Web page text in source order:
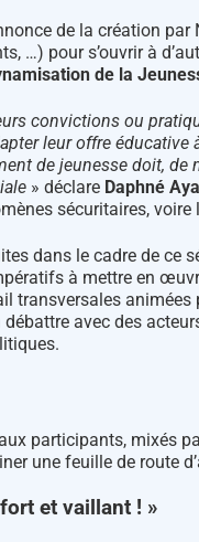
de la création par
…) pour s’ouvrir à
de la
convictions ou
leur offre
de jeunesse doit,
» déclare Daphné
sécuritaires,
dans le cadre de ce
à mettre en
débattre avec des
participants, mixés
une feuille de route
et vaillant ! »